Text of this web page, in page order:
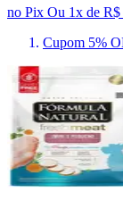
no Pix Ou 1x de R$
Cupom 5%